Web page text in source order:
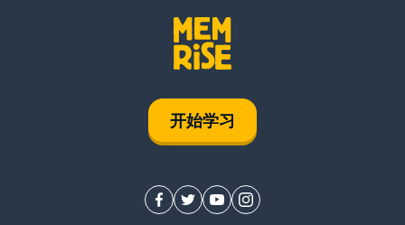
开始学习